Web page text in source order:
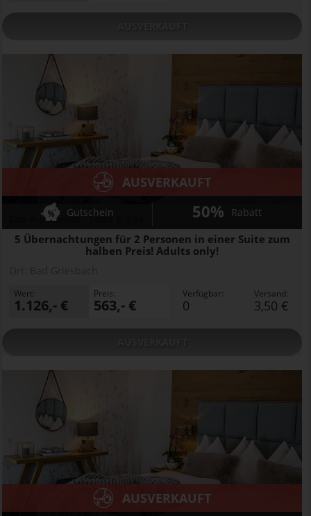
Das Aunhamer - Suite & Spa
5 Übernachtungen für 2 Personen in einer Suite zum
halben Preis! Adults only!
AUSVERKAUFT
Gutschein 50% Rabatt
Wert:
1.126,- €
Preis:
563,- €
Verfügbar:
0
Versand:
3,50 €
AUSVERKAUFT